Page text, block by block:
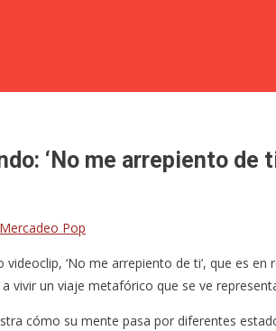
‘No me arrepiento de
Mercadeo Pop
‘No me arrepiento de ti’, que es
vivir un viaje metafórico que se ve
cómo su mente pasa por diferentes